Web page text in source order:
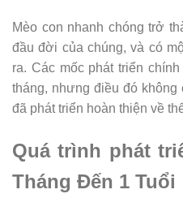
Mèo con nhanh chóng trở
đầu đời của chúng, và có
ra. Các mốc phát triển
tháng, nhưng điều đó không
đã phát triển hoàn thiện về
Quá trình phát
Tháng Đến 1 Tuổi